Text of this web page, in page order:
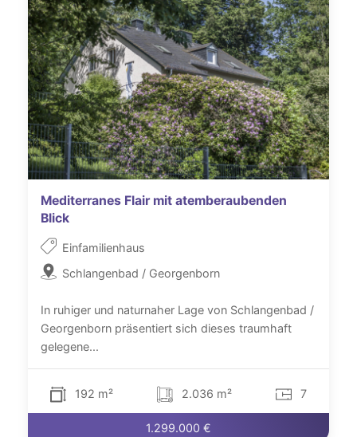
Mediterranes Flair mit atemberaubenden
Blick
Einfamilienhaus
Schlangenbad / Georgenborn
In ruhiger und naturnaher Lage von Schlangenbad /
Georgenborn präsentiert sich dieses traumhaft
gelegene...
192 m² 2.036 m² 7
1.299.000 €